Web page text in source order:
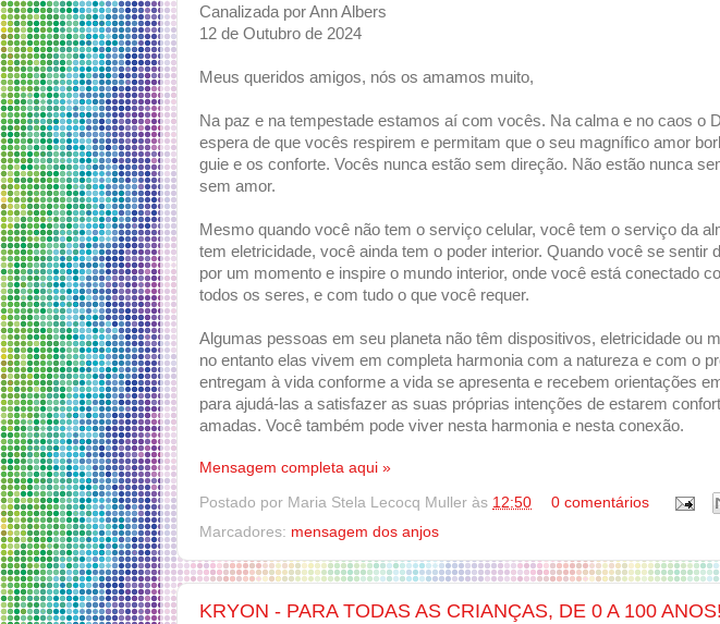
Canalizada por Ann Albers
12 de Outubro de 2024
Meus queridos amigos, nós os amamos muito,
Na paz e na tempestade estamos aí com vocês. Na calma e no caos o
espera de que vocês respirem e permitam que o seu magnífico amor
guie e os conforte. Vocês nunca estão sem direção. Não estão nunca
sem amor.
Mesmo quando você não tem o serviço celular, você tem o serviço da
tem eletricidade, você ainda tem o poder interior. Quando você se sentir
por um momento e inspire o mundo interior, onde você está conectado
todos os seres, e com tudo o que você requer.
Algumas pessoas em seu planeta não têm dispositivos, eletricidade ou
no entanto elas vivem em completa harmonia com a natureza e com o
entregam à vida conforme a vida se apresenta e recebem orientações
para ajudá-las a satisfazer as suas próprias intenções de estarem
amadas. Você também pode viver nesta harmonia e nesta conexão.
Mensagem completa aqui »
Postado por Maria Stela Lecocq Muller às 12:50
0 comentários
Marcadores: mensagem dos anjos
KRYON - PARA TODAS AS CRIANÇAS, DE 0 A 100 ANOS!